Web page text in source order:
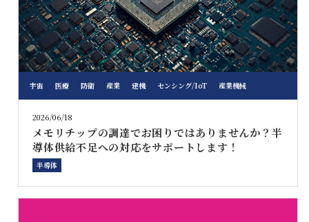
宇宙 医療 防衛 産業 建機 センシング/IoT 産業機械
2026/06/18
メモリチップの調達でお困りではありませんか？半
導体供給不足への対応をサポートします！
半導体